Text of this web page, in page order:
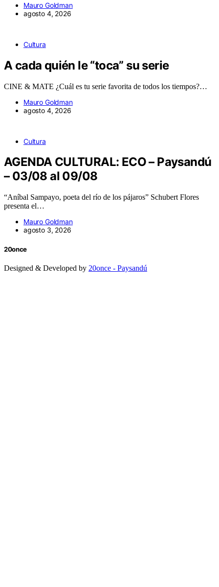
Mauro Goldman
agosto 4, 2026
Cultura
A cada quién le “toca” su serie
CINE & MATE ¿Cuál es tu serie favorita de todos los tiempos?…
Mauro Goldman
agosto 4, 2026
Cultura
AGENDA CULTURAL: ECO – Paysandú
– 03/08 al 09/08
“Aníbal Sampayo, poeta del río de los pájaros” Schubert Flores
presenta el…
Mauro Goldman
agosto 3, 2026
20once
Designed & Developed by 20once - Paysandú